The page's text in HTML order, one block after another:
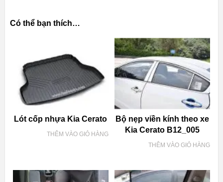
Có thể bạn thích…
Lót cốp nhựa Kia Cerato
THÊM VÀO GIỎ HÀNG
Bộ nẹp viền kính theo xe
Kia Cerato B12_005
THÊM VÀO GIỎ HÀNG